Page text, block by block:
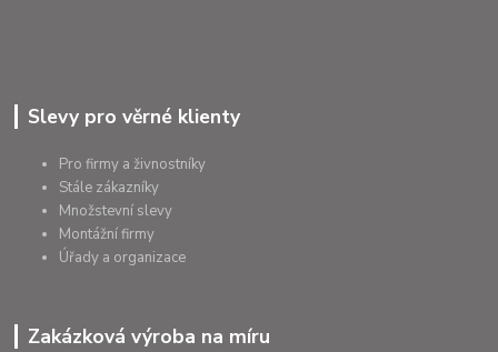
Slevy pro věrné klienty
Pro firmy a živnostníky
Stále zákazníky
Množstevní slevy
Montážní firmy
Úřady a organizace
Zakázková výroba na míru